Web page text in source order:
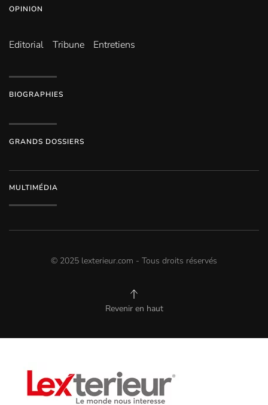
OPINION
Editorial Tribune Entretiens
BIOGRAPHIES
GRANDS DOSSIERS
MULTIMÉDIA
© 2025 lexterieur.com - Tous droits réservés
Revenir en haut